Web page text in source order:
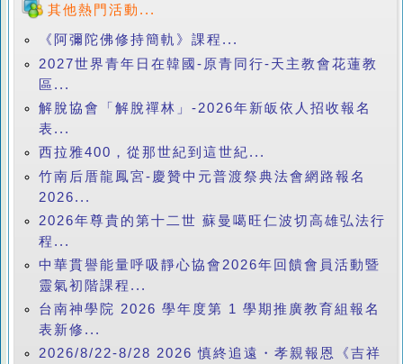
其他熱門活動...
《阿彌陀佛修持簡軌》課程...
2027世界青年日在韓國-原青同行-天主教會花蓮教
區...
解脫協會「解脫禪林」-2026年新皈依人招收報名
表...
西拉雅400，從那世紀到這世紀...
竹南后厝龍鳳宮-慶贊中元普渡祭典法會網路報名
2026...
2026年尊貴的第十二世 蘇曼噶旺仁波切高雄弘法行
程...
中華貫譽能量呼吸靜心協會2026年回饋會員活動暨
靈氣初階課程...
台南神學院 2026 學年度第 1 學期推廣教育組報名
表新修...
2026/8/22-8/28 2026 慎終追遠・孝親報恩《吉祥